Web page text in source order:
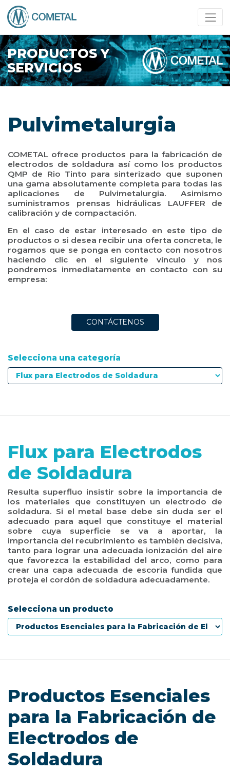
PRODUCTOS Y
SERVICIOS
Pulvimetalurgia
COMETAL ofrece productos para la fabricación de
electrodos de soldadura así como los productos
QMP de Rio Tinto para sinterizado que suponen
una gama absolutamente completa para todas las
aplicaciones de Pulvimetalurgia. Asimismo
suministramos prensas hidráulicas LAUFFER de
calibración y de compactación.
En el caso de estar interesado en este tipo de
productos o si desea recibir una oferta concreta, le
rogamos que se ponga en contacto con nosotros
haciendo clic en el siguiente vínculo y nos
pondremos inmediatamente en contacto con su
empresa:
CONTÁCTENOS
Selecciona una categoría
Flux para Electrodos
de Soldadura
Resulta superfluo insistir sobre la importancia de
los materiales que constituyen un electrodo de
soldadura. Si el metal base debe sin duda ser el
adecuado para aquel que constituye el material
sobre cuya superficie se va a aportar, la
importancia del recubrimiento es también decisiva,
tanto para lograr una adecuada ionización del aire
que favorezca la estabilidad del arco, como para
crear una capa adecuada de escoria fundida que
proteja el cordón de soldadura adecuadamente.
Selecciona un producto
Productos Esenciales
para la Fabricación de
Electrodos de
Soldadura